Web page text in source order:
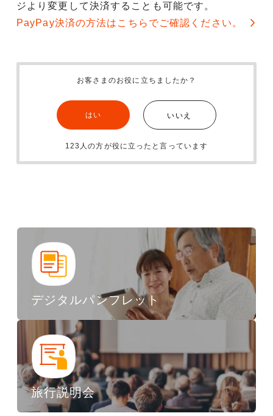
ジより変更して決済することも可能です。
PayPay決済の方法はこちらでご確認ください。
お客さまのお役に立ちましたか？
はい いいえ
123人の方が役に立ったと言っています
デジタルパンフレット
旅行説明会